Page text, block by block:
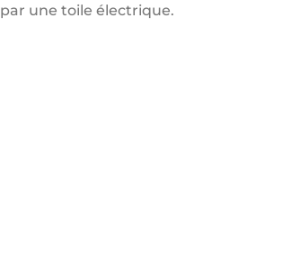
par une toile électrique.